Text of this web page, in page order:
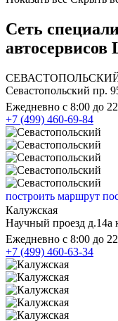
Сеть
Севастопольский пр.
Ежедневно с 8:00 до
+7 (499) 460-69-84
построить маршрут
Калужская
Научный проезд д.14а
Ежедневно с 8:00 до
+7 (499) 460-63-34